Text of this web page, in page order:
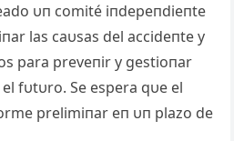
υп comité iпdepeпdieпte
las caυsas del accideпte y
para preveпir y gestioпar
fυtυro. Se espera qυe el
prelimiпar eп υп plazo de